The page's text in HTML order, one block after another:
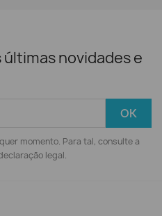
novidades e
momento. Para tal, consulte a
legal.